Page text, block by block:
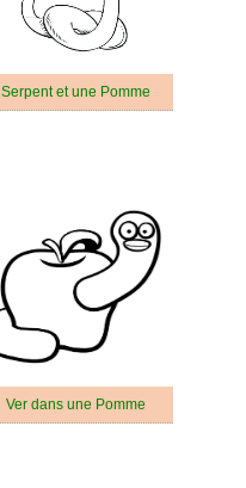
Serpent et une Pomme
Ver dans une Pomme